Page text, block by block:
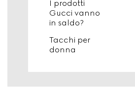
I prodotti
Gucci vanno
in saldo?
Tacchi per
donna